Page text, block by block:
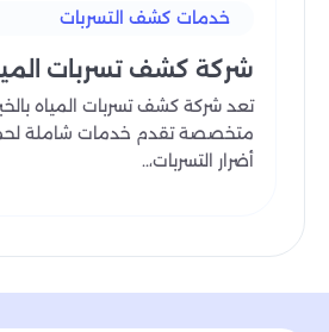
خدمات كشف التسربات
شركة كشف تسربات
تعد شركة كشف تسربات المياه
متخصصة تقدم خدمات شاملة
أضرار التسربات،..